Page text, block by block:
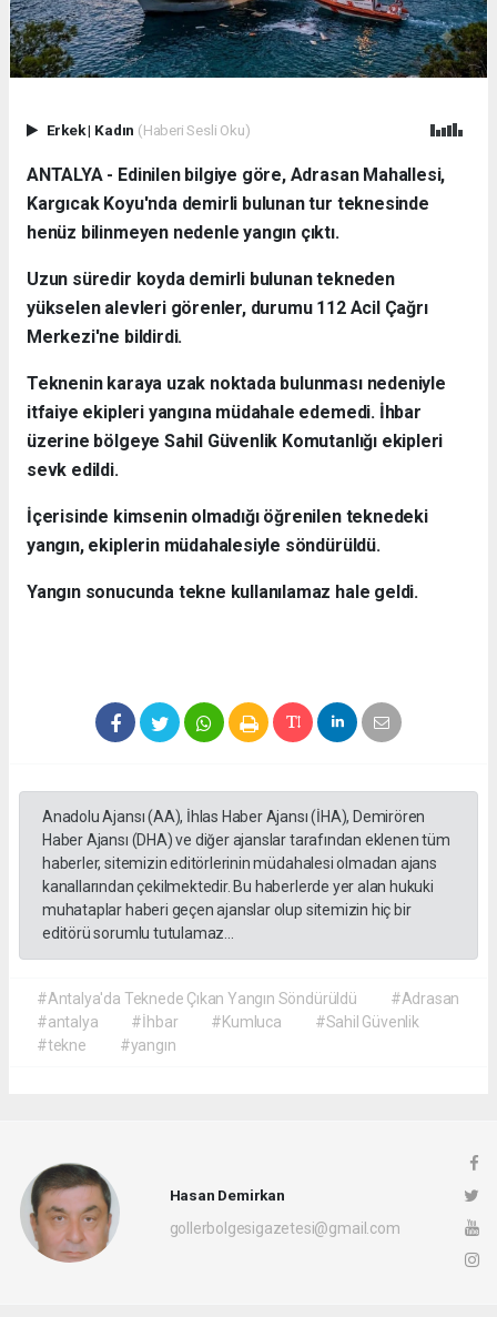
Erkek| Kadın (Haberi Sesli Oku)
ANTALYA - Edinilen bilgiye göre, Adrasan Mahallesi,
Kargıcak Koyu'nda demirli bulunan tur teknesinde
henüz bilinmeyen nedenle yangın çıktı.
Uzun süredir koyda demirli bulunan tekneden
yükselen alevleri görenler, durumu 112 Acil Çağrı
Merkezi'ne bildirdi.
Teknenin karaya uzak noktada bulunması nedeniyle
itfaiye ekipleri yangına müdahale edemedi. İhbar
üzerine bölgeye Sahil Güvenlik Komutanlığı ekipleri
sevk edildi.
İçerisinde kimsenin olmadığı öğrenilen teknedeki
yangın, ekiplerin müdahalesiyle söndürüldü.
Yangın sonucunda tekne kullanılamaz hale geldi.
Anadolu Ajansı (AA), İhlas Haber Ajansı (İHA), Demirören
Haber Ajansı (DHA) ve diğer ajanslar tarafından eklenen tüm
haberler, sitemizin editörlerinin müdahalesi olmadan ajans
kanallarından çekilmektedir. Bu haberlerde yer alan hukuki
muhataplar haberi geçen ajanslar olup sitemizin hiç bir
editörü sorumlu tutulamaz...
#Antalya'da Teknede Çıkan Yangın Söndürüldü
#Adrasan
#antalya
#İhbar #Kumluca
#Sahil Güvenlik
#tekne
#yangın
Hasan Demirkan
gollerbolgesigazetesi@gmail.com